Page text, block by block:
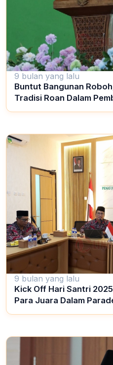
9 bulan yang lalu
Buntut Bangunan
Tradisi Roan Dalam
9 bulan yang lalu
Kick Off Hari Santri
Para Juara Dalam